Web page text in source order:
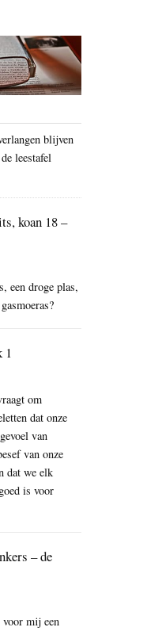
blijven
leestafel
koan 18 –
een droge plas,
1
om
dat onze
van
van onze
dat we elk
is voor
– de
mij een